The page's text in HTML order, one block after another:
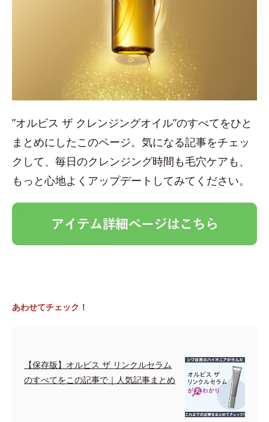
”オルビス ザ クレンジングオイル”のすべてをひと
まとめにしたこのページ。気になる記事をチェッ
クして、毎日のクレンジング時間も毛穴ケアも、
もっと心地よくアップデートしてみてください。
あわせてチェック！
【保存版】オルビス ザ リンクルセラム
のすべてをこの記事で｜人気記事まとめ